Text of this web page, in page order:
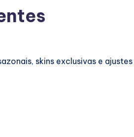
skins exclusivas e